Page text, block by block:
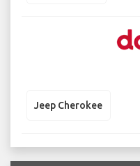
Jeep Cherokee